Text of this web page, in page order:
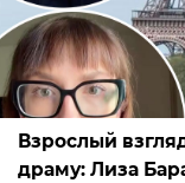
Взрослый
драму: Лиза